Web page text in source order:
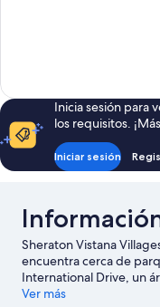
Inicia sesión para
los requisitos.
Iniciar sesión
Sheraton Vistana
encuentra cerca de
International Drive, un
de compras. Aquellos
Ver más